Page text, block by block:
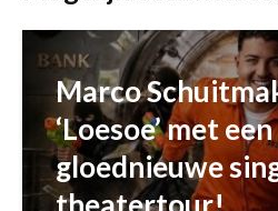
Marco
‘Loesoe’ met een
gloednieuwe